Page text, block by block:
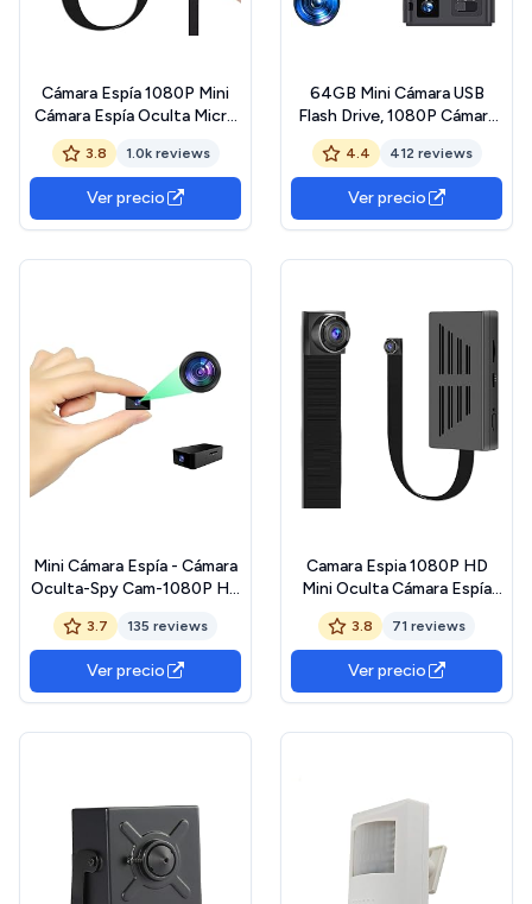
Cámara Espía 1080P Mini
Cámara Espía Oculta Micro
Cámara de Vigilancia
Compacta
3.8 1.0k reviews
Ver precio
64GB Mini Cámara USB
Flash Drive, 1080P Cámara
de Vídeo Pequeña Memoria
USB con Detección de
Movimiento, Mini Camara de
Seguridad de Vigilancia con
Grabado Unidad Flash para
4.4 412 reviews
Ver precio
Mini Cámara Espía - Cámara
Oculta-Spy Cam-1080P HD
Mini Cámara con Grabación
en Bucle, Rilevamento del
Movimento, un Botón de
Control, Fácil de Operar,
Cámara Niñera/Bebé con
3.7 135 reviews
Ver precio
Camara Espia 1080P HD
Mini Oculta Cámara Espía
Spy CAM con Vídeo y
Audio, 7 Horas de duración
de la baterí, Detección de
Movimiento,
Interior/Exterior
3.8 71 reviews
Ver precio